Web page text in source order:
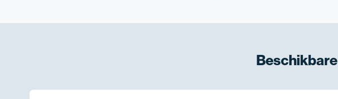
Beschikbare